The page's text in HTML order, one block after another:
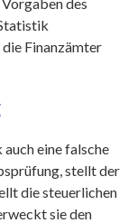
Finanzämter
eine falsche
stellt der
die steuerlichen
sie den